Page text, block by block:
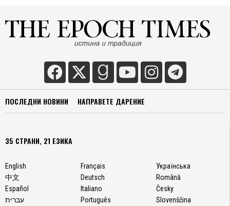
ПОСЛЕДНИ НОВИНИ НАПРАВЕТЕ ДАРЕНИЕ
35 СТРАНИ, 21 ЕЗИКА
English
中文
Español
עברית
Français
Deutsch
Italiano
Português
Українська
Română
Česky
Slovenščina